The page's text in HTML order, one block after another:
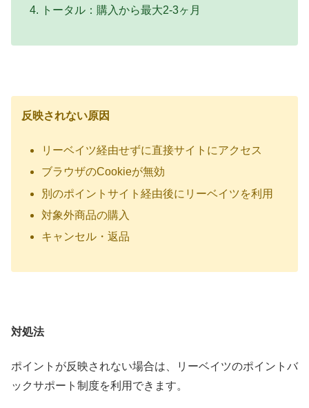
トータル：購入から最大2-3ヶ月
反映されない原因
リーベイツ経由せずに直接サイトにアクセス
ブラウザのCookieが無効
別のポイントサイト経由後にリーベイツを利用
対象外商品の購入
キャンセル・返品
対処法
ポイントが反映されない場合は、リーベイツのポイントバ
ックサポート制度を利用できます。